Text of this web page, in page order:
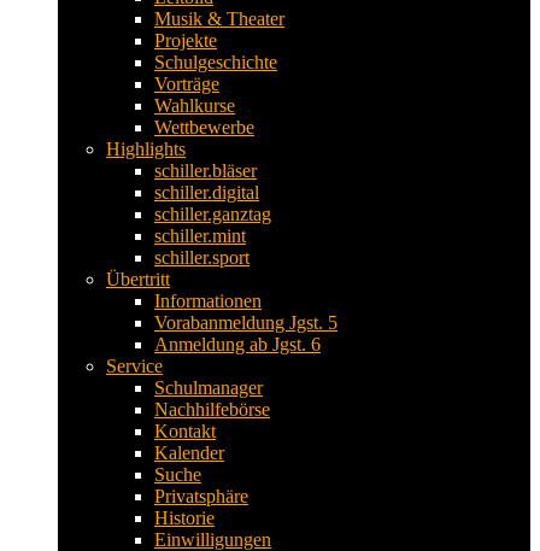
Musik & Theater
Projekte
Schulgeschichte
Vorträge
Wahlkurse
Wettbewerbe
Highlights
schiller.bläser
schiller.digital
schiller.ganztag
schiller.mint
schiller.sport
Übertritt
Informationen
Vorabanmeldung Jgst. 5
Anmeldung ab Jgst. 6
Service
Schulmanager
Nachhilfebörse
Kontakt
Kalender
Suche
Privatsphäre
Historie
Einwilligungen